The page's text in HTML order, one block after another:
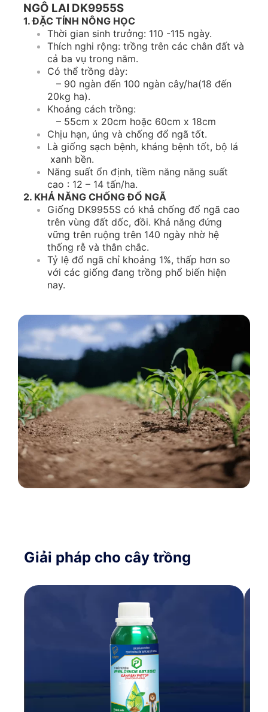
NGÔ LAI DK9955S
1. ĐẶC TÍNH NÔNG HỌC
Thời gian sinh trưởng: 110 -115 ngày.
Thích nghi rộng: trồng trên các chân đất và
cả ba vụ trong năm.
Có thể trồng dày:
– 90 ngàn đến 100 ngàn cây/ha(18 đến
20kg ha).
Khoảng cách trồng:
– 55cm x 20cm hoặc 60cm x 18cm
Chịu hạn, úng và chống đổ ngã tốt.
Là giống sạch bệnh, kháng bệnh tốt, bộ lá
xanh bền.
Năng suất ổn định, tiềm năng năng suất
cao : 12 – 14 tấn/ha.
2. KHẢ NĂNG CHỐNG ĐỔ NGÃ
Giống DK9955S có khả chống đổ ngã cao
trên vùng đất dốc, đồi. Khả năng đứng
vững trên ruộng trên 140 ngày nhờ hệ
thống rễ và thân chắc.
Tỷ lệ đổ ngã chỉ khoảng 1%, thấp hơn so
với các giống đang trồng phổ biến hiện
nay.
Giải pháp cho cây trồng